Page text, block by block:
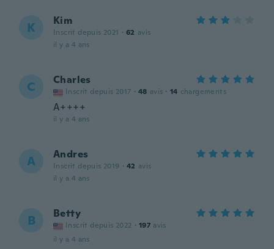
K Kim
Inscrit depuis 2021 · 62 avis
il y a 4 ans
C Charles
Inscrit depuis 2017 · 48 avis · 14 chargements
A++++
il y a 4 ans
A Andres
Inscrit depuis 2019 · 42 avis
il y a 4 ans
B Betty
Inscrit depuis 2022 · 197 avis
il y a 4 ans